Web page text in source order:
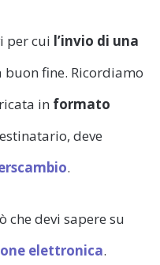
per cui l’invio di una
buon fine. Ricordiamo
in formato
deve
.
che devi sapere su
elettronica.